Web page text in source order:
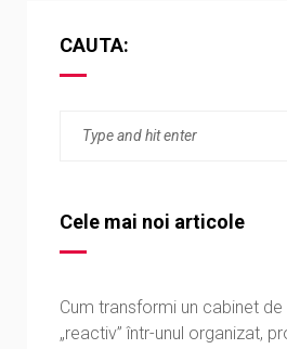
CAUTA:
Cele mai noi articole
Cum transformi un cabinet
„reactiv” într-unul organizat,